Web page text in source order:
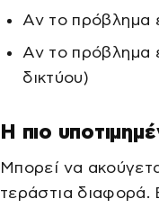
Αν το πρόβλημα
Αν το πρόβλημα
δικτύου)
Η πιο
Μπορεί να
τεράστια διαφορά.